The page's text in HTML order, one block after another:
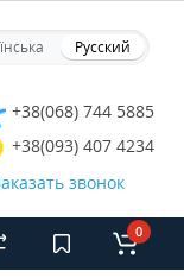
Русский
+38(068) 744 5885
+38(093) 407 4234
звонок
0